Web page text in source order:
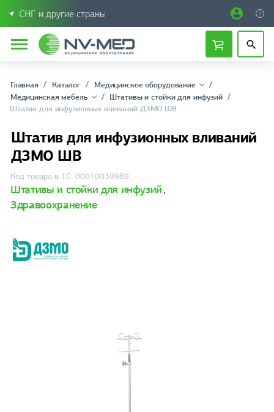
СНГ и другие страны
Главная Каталог
Медицинское оборудование
Медицинская мебель
Штативы и стойки для инфузий
Штатив для инфузионных вливаний ДЗМО ШВ
Штатив для инфузионных вливаний
ДЗМО ШВ
Код товара в 1С: 00010039989
Штативы и стойки для инфузий,
Здравоохранение